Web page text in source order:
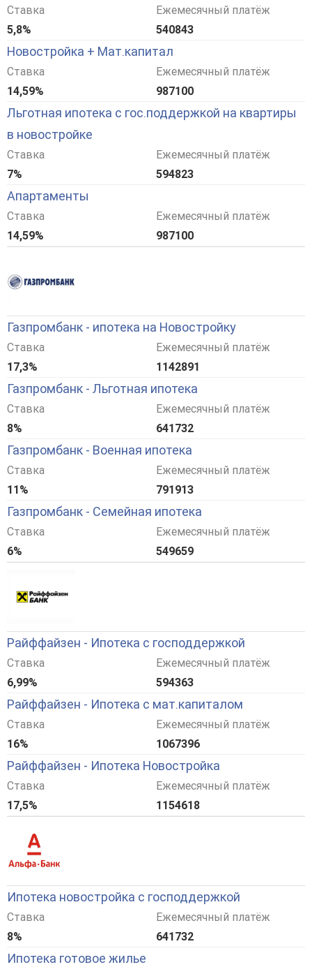
Ставка
5,8%
Ежемесячный платёж
540843
Новостройка + Мат.капитал
Ставка
14,59%
Ежемесячный платёж
987100
Льготная ипотека с гос.поддержкой на квартиры
в новостройке
Ставка
7%
Ежемесячный платёж
594823
Апартаменты
Ставка
14,59%
Ежемесячный платёж
987100
Газпромбанк - ипотека на Новостройку
Ставка
17,3%
Ежемесячный платёж
1142891
Газпромбанк - Льготная ипотека
Ставка
8%
Ежемесячный платёж
641732
Газпромбанк - Военная ипотека
Ставка
11%
Ежемесячный платёж
791913
Газпромбанк - Семейная ипотека
Ставка
6%
Ежемесячный платёж
549659
Райффайзен - Ипотека с господдержкой
Ставка
6,99%
Ежемесячный платёж
594363
Райффайзен - Ипотека с мат.капиталом
Ставка
16%
Ежемесячный платёж
1067396
Райффайзен - Ипотека Новостройка
Ставка
17,5%
Ежемесячный платёж
1154618
Ипотека новостройка с господдержкой
Ставка
8%
Ежемесячный платёж
641732
Ипотека готовое жилье